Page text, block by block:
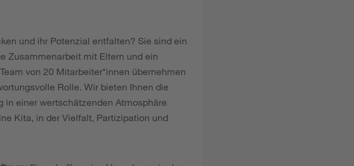
und ihr Potenzial entfalten? Sie sind ein
Zusammenarbeit mit Eltern und ein
von 20 Mitarbeiter*innen übernehmen
Rolle. Wir bieten Ihnen die
in einer wertschätzenden Atmosphäre
Kita, in der Vielfalt, Partizipation und